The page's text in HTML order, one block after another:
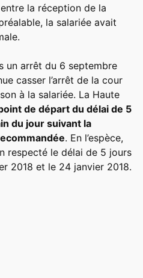
la réception de la
la salariée avait
un arrêt du 6 septembre
casser l’arrêt de la cour
à la salariée. La Haute
de départ du délai de 5
du jour suivant la
. En l’espèce,
respecté le délai de 5 jours
2018 et le 24 janvier 2018.